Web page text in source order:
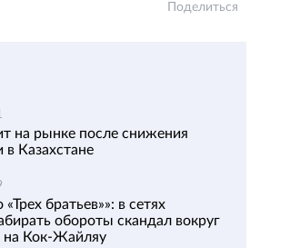
Поделиться
на рынке после снижения
в Казахстане
братьев»»: в сетях
обороты скандал вокруг
на Кок-Жайляу